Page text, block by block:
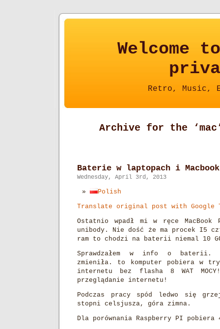
Welcome
Retro, Music,
Archive for the
Baterie w laptopach i
Wednesday, April 3rd, 2013
Polish
Translate original post with Google
Ostatnio wpadł mi w ręce MacBook
unibody. Nie dość że ma procek I5
ram to chodzi na baterii niemal 10
Sprawdzałem w info o baterii.
zmieniła. to komputer pobiera w
internetu bez flasha 8 WAT
przeglądanie internetu!
Podczas pracy spód ledwo się
stopni celsjusza, góra zimna.
Dla porównania Raspberry PI pobiera